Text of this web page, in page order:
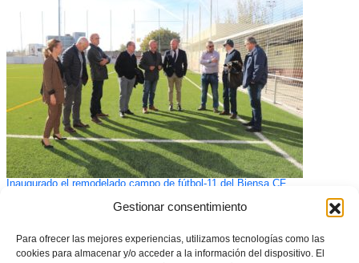
Gestionar consentimiento
Para ofrecer las mejores experiencias, utilizamos tecnologías como las
cookies para almacenar y/o acceder a la información del dispositivo. El
Inaugurado el remodelado campo de fútbol-11 del Biensa CF